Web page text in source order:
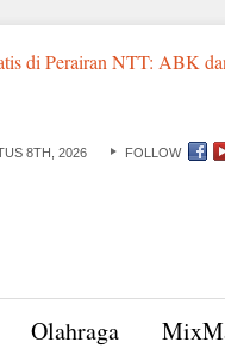
ABK dan Basarnas
8TH, 2026 FOLLOW
Olahraga